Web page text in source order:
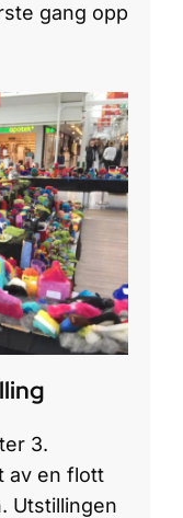
gang opp
3.
av en flott
Utstillingen